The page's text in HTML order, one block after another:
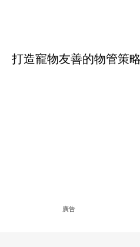
打造寵物友善的物管策略
廣告